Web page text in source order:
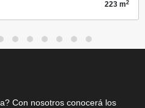
223 m2
Con nosotros conocerá los